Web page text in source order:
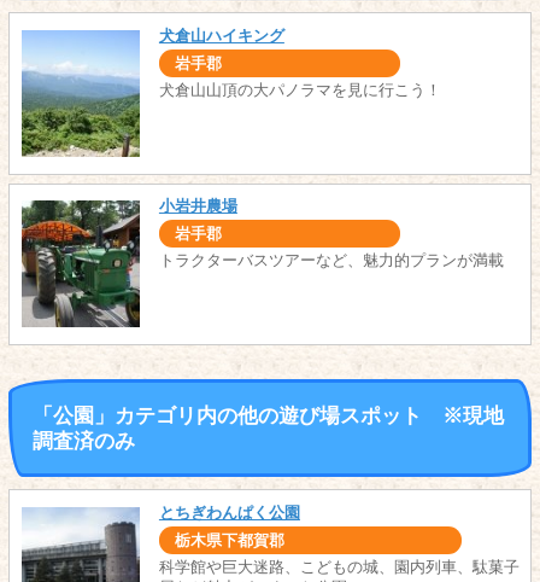
犬倉山ハイキング
岩手郡
犬倉山山頂の大パノラマを見に行こう！
小岩井農場
岩手郡
トラクターバスツアーなど、魅力的プランが満載
「公園」カテゴリ内の他の遊び場スポット ※現地
調査済のみ
とちぎわんぱく公園
栃木県下都賀郡
科学館や巨大迷路、こどもの城、園内列車、駄菓子